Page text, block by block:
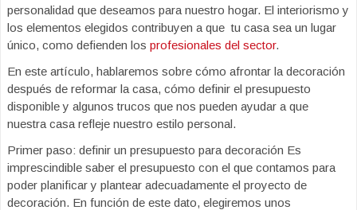
personalidad que deseamos para nuestro hogar. El interiorismo y
los elementos elegidos contribuyen a que tu casa sea un lugar
único, como defienden los profesionales del sector.
En este artículo, hablaremos sobre cómo afrontar la decoración
después de reformar la casa, cómo definir el presupuesto
disponible y algunos trucos que nos pueden ayudar a que
nuestra casa refleje nuestro estilo personal.
Primer paso: definir un presupuesto para decoración Es
imprescindible saber el presupuesto con el que contamos para
poder planificar y plantear adecuadamente el proyecto de
decoración. En función de este dato, elegiremos unos